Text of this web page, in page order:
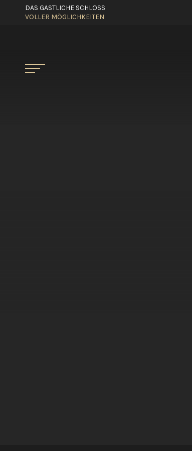
DAS GASTLICHE SCHLOSS
VOLLER MÖGLICHKEITEN